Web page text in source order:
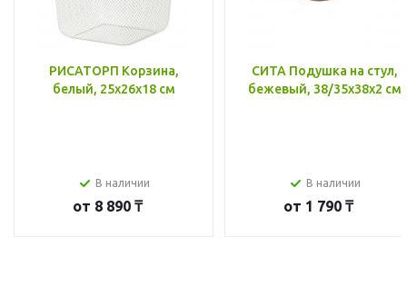
РИСАТОРП Корзина,
белый, 25x26x18 см
В наличии
от 8 890 ₸
СИТА Подушка на стул,
бежевый, 38/35x38x2 см
В наличии
от 1 790 ₸